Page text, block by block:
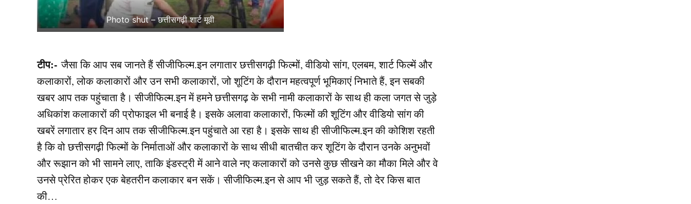
Photo shut – छत्तीसगढ़ी शार्ट मूवी
टीप:- जैसा कि आप सब जानते हैं सीजीफिल्म.इन लगातार छत्तीसगढ़ी फिल्मों, वीडियो सांग, एलबम, शार्ट फिल्में और
कलाकारों, लोक कलाकारों और उन सभी कलाकारों, जो शूटिंग के दौरान महत्वपूर्ण भूमिकाएं निभाते हैं, इन सबकी
खबर आप तक पहुंचाता है। सीजीफिल्म.इन में हमने छत्तीसगढ़ के सभी नामी कलाकारों के साथ ही कला जगत से जुड़े
अधिकांश कलाकारों की प्रोफाइल भी बनाई है। इसके अलावा कलाकारों, फिल्मों की शूटिंग और वीडियो सांग की
खबरें लगातार हर दिन आप तक सीजीफिल्म.इन पहुंचाते आ रहा है। इसके साथ ही सीजीफिल्म.इन की कोशिश रहती
है कि वो छत्तीसगढ़ी फिल्मों के निर्माताओं और कलाकारों के साथ सीधी बातचीत कर शूटिंग के दौरान उनके अनुभवों
और रूझान को भी सामने लाए, ताकि इंडस्ट्री में आने वाले नए कलाकारों को उनसे कुछ सीखने का मौका मिले और वे
उनसे प्रेरित होकर एक बेहतरीन कलाकार बन सकें। सीजीफिल्म.इन से आप भी जुड़ सकते हैं, तो देर किस बात
की…